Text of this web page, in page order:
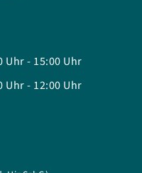
Uhr - 15:00 Uhr
Uhr - 12:00 Uhr